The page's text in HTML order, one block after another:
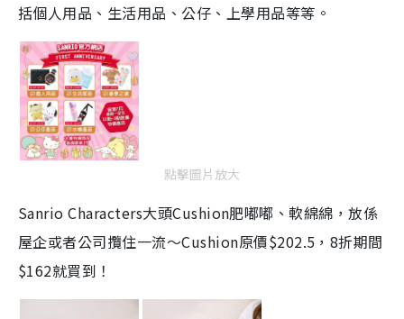
括個人用品、生活用品、公仔、上學用品等等。
點擊圖片放大
Sanrio Characters大頭Cushion肥嘟嘟、軟綿綿，放係
屋企或者公司攬住一流～Cushion原價$202.5，8折期間
$162就買到！